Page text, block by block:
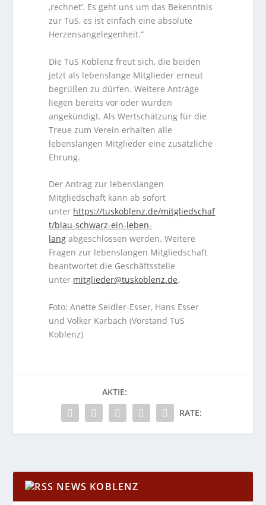
‚rechnet’. Es geht uns um das Bekenntnis
zur TuS, es ist einfach eine absolute
Herzensangelegenheit.“
Die TuS Koblenz freut sich, die beiden
jetzt als lebenslange Mitglieder erneut
begrüßen zu dürfen. Weitere Anträge
liegen bereits vor oder wurden
angekündigt. Als Wertschätzung für die
Treue zum Verein erhalten alle
lebenslangen Mitglieder eine zusätzliche
Ehrung.
Der Antrag zur lebenslangen
Mitgliedschaft kann ab sofort
unter https://tuskoblenz.de/mitgliedschaf
t/blau-schwarz-ein-leben-
lang abgeschlossen werden. Weitere
Fragen zur lebenslangen Mitgliedschaft
beantwortet die Geschäftsstelle
unter mitglieder@tuskoblenz.de.
Foto: Anette Seidler-Esser, Hans Esser
und Volker Karbach (Vorstand TuS
Koblenz)
AKTIE:
RATE:
NEWS KOBLENZ